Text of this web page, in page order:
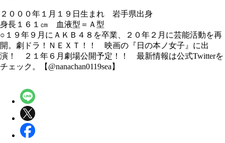
２０００年１月１９日生まれ 岩手県出身
身長１６１㎝ 血液型＝Ａ型
○１９年９月にＡＫＢ４８を卒業、２０年２月に芸能活動を再
開。劇ドラ！ＮＥＸＴ！！ 映画の『日の本ノ女子』に出
演！ ２１年６月劇場公開予定！！ 最新情報は公式Twitterを
チェック。【@nanachan0119sea】